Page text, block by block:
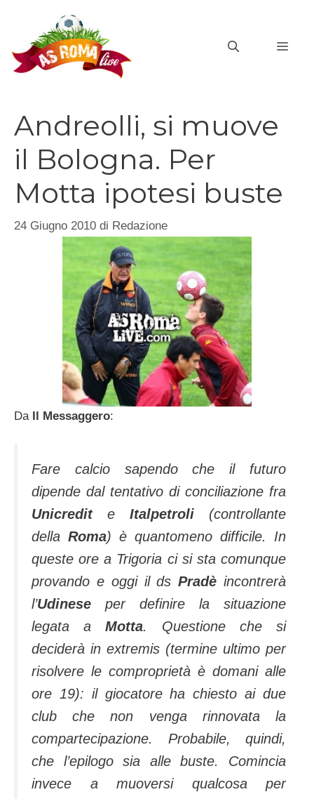
contenuto
Andreolli, si muove
il Bologna. Per
Motta ipotesi buste
24 Giugno 2010 di Redazione
Da Il Messaggero:
Fare calcio sapendo che il futuro
dipende dal tentativo di conciliazione fra
Unicredite Italpetroli (controllante
della Roma) è quantomeno difficile. In
queste ore a Trigoria ci si sta comunque
provando e oggi il dsPradèincontrerà
l’Udinese per definire la situazione
legata aMotta. Questione che si
deciderà in extremis (termine ultimo per
risolvere le comproprietà è domani alle
ore 19): il giocatore ha chiesto ai due
club che non venga rinnovata la
compartecipazione. Probabile, quindi,
che l’epilogo sia alle buste. Comincia
invece a muoversi qualcosa per